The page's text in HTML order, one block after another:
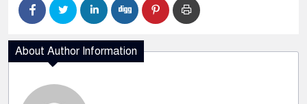
About Author Information